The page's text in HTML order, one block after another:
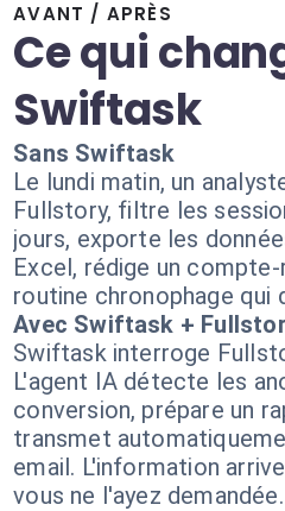
AVANT / APRÈS
Ce qui
Swiftask
Sans Swiftask
Le lundi matin, un
Fullstory, filtre les
jours, exporte les
Excel, rédige un compte-
routine chronophage qui
Avec Swiftask +
Swiftask interroge
L'agent IA détecte les
conversion, prépare un
transmet
email. L'information
vous ne l'ayez demandée.